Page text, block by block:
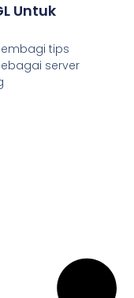
Untuk
tips
server